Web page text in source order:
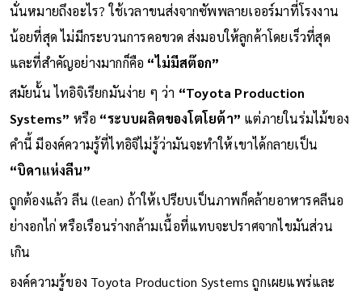
นั่นหมายถึงอะไร? ใช้เวลาขนส่งจากซัพพลายเออร์มาที่โรงงาน
น้อยที่สุด ไม่มีกระบวนการคอขวด ส่งมอบให้ลูกค้าโดยเร็วที่สุด
และที่สำคัญอย่างมากก็คือ “ไม่มีสต๊อก”
สมัยนั้น ไทอิจิเรียกมันง่าย ๆ ว่า “Toyota Production
Systems” หรือ “ระบบผลิตของโตโยต้า” แต่ภายในร่มไม้ของ
คำนี้ มีองค์ความรู้ที่ไทอิจิไม่รู้ว่ามันจะทำให้เขาได้กลายเป็น
“บิดาแห่งลีน”
ถูกต้องแล้ว ลีน (lean) ถ้าให้เปรียบเป็นภาพก็คล้ายอาหารคลีนอ
ย่างอกไก่ หรือเรือนร่างกล้ามเนื้อที่แทบจะปราศจากไขมันส่วน
เกิน
องค์ความรู้ของ Toyota Production Systems ถูกเผยแพร่และ